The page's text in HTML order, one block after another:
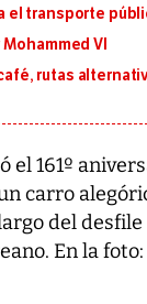
el transporte
VI
rutas
el 161º
carro
del desfile
En la